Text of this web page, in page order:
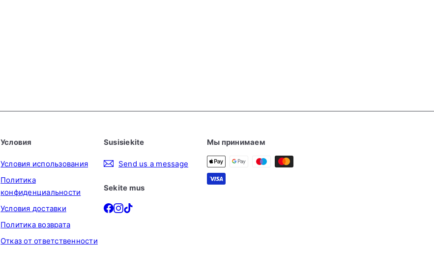
Условия
Условия использования
Политика
конфиденциальности
Условия доставки
Политика возврата
Отказ от ответственности
Susisiekite
Send us a message
Sekite mus
Facebook
Instagram
Мы принимаем